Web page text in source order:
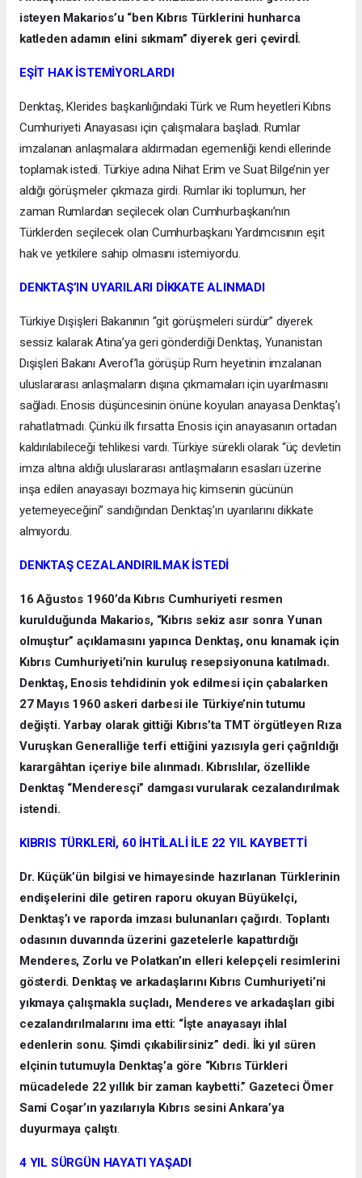
isteyen Makarios’u “ben Kıbrıs Türklerini hunharca
katleden adamın elini sıkmam” diyerek geri çevirdİ.
EŞİT HAK İSTEMİYORLARDI
Denktaş, Klerides başkanlığındaki Türk ve Rum heyetleri Kıbrıs
Cumhuriyeti Anayasası için çalışmalara başladı. Rumlar
imzalanan anlaşmalara aldırmadan egemenliği kendi ellerinde
toplamak istedi. Türkiye adına Nihat Erim ve Suat Bilge’nin yer
aldığı görüşmeler çıkmaza girdi. Rumlar iki toplumun, her
zaman Rumlardan seçilecek olan Cumhurbaşkanı’nın
Türklerden seçilecek olan Cumhurbaşkanı Yardımcısının eşit
hak ve yetkilere sahip olmasını istemiyordu.
DENKTAŞ’IN UYARILARI DİKKATE ALINMADI
Türkiye Dışişleri Bakanının “git görüşmeleri sürdür” diyerek
sessiz kalarak Atina’ya geri gönderdiği Denktaş, Yunanistan
Dışişleri Bakanı Averof’la görüşüp Rum heyetinin imzalanan
uluslararası anlaşmaların dışına çıkmamaları için uyarılmasını
sağladı. Enosis düşüncesinin önüne koyulan anayasa Denktaş’ı
rahatlatmadı. Çünkü ilk fırsatta Enosis için anayasanın ortadan
kaldırılabileceği tehlikesi vardı. Türkiye sürekli olarak “üç devletin
imza altına aldığı uluslararası antlaşmaların esasları üzerine
inşa edilen anayasayı bozmaya hiç kimsenin gücünün
yetemeyeceğini” sandığından Denktaş’ın uyarılarını dikkate
almıyordu.
DENKTAŞ CEZALANDIRILMAK İSTEDİ
16 Ağustos 1960’da Kıbrıs Cumhuriyeti resmen
kurulduğunda Makarios, “Kıbrıs sekiz asır sonra Yunan
olmuştur” açıklamasını yapınca Denktaş, onu kınamak için
Kıbrıs Cumhuriyeti’nin kuruluş resepsiyonuna katılmadı.
Denktaş, Enosis tehdidinin yok edilmesi için çabalarken
27 Mayıs 1960 askeri darbesi ile Türkiye’nin tutumu
değişti. Yarbay olarak gittiği Kıbrıs’ta TMT örgütleyen Rıza
Vuruşkan Generalliğe terfi ettiğini yazısıyla geri çağrıldığı
karargâhtan içeriye bile alınmadı. Kıbrıslılar, özellikle
Denktaş “Menderesçi” damgası vurularak cezalandırılmak
istendi.
KIBRIS TÜRKLERİ, 60 İHTİLALİ İLE 22 YIL KAYBETTİ
Dr. Küçük’ün bilgisi ve himayesinde hazırlanan Türklerinin
endişelerini dile getiren raporu okuyan Büyükelçi,
Denktaş’ı ve raporda imzası bulunanları çağırdı. Toplantı
odasının duvarında üzerini gazetelerle kapattırdığı
Menderes, Zorlu ve Polatkan’ın elleri kelepçeli resimlerini
gösterdi. Denktaş ve arkadaşlarını Kıbrıs Cumhuriyeti’ni
yıkmaya çalışmakla suçladı, Menderes ve arkadaşları gibi
cezalandırılmalarını ima etti: “İşte anayasayı ihlal
edenlerin sonu. Şimdi çıkabilirsiniz” dedi. İki yıl süren
elçinin tutumuyla Denktaş’a göre “Kıbrıs Türkleri
mücadelede 22 yıllık bir zaman kaybetti.” Gazeteci Ömer
Sami Coşar’ın yazılarıyla Kıbrıs sesini Ankara’ya
duyurmaya çalıştı.
4 YIL SÜRGÜN HAYATI YAŞADI